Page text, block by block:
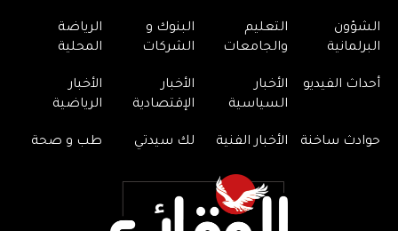
الشؤون
البرلمانية
التعليم
والجامعات
البنوك و
الشركات
الرياضة
المحلية
أحداث الفيديو
الأخبار
السياسية
الأخبار
الإقتصادية
الأخبار
الرياضية
حوادث ساخنة الأخبار الفنية لك سيدتي طب و صحة